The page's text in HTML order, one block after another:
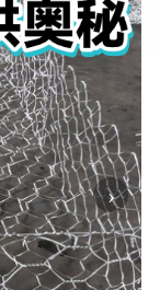
›